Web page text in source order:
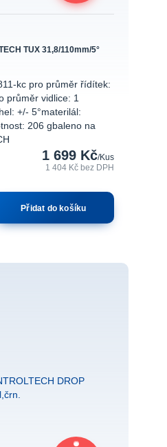
TUX 31,8/110mm/5°
kc pro průměr řídítek:
průměr vidlice: 1
+/- 5°materilál:
206 gbaleno na
1 699 Kč/Kus
1 404 Kčbez DPH
Přidat do košíku